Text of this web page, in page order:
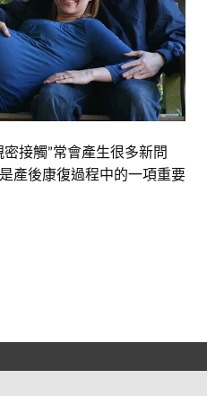
接觸”常會產生很多新問
產後康復過程中的一項重要